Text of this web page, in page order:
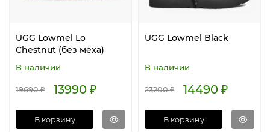
UGG Lowmel Lo
Chestnut (без меха)
В наличии
19690 ₽ 13990 ₽
В корзину
UGG Lowmel Black
В наличии
23200 ₽ 14490 ₽
В корзину